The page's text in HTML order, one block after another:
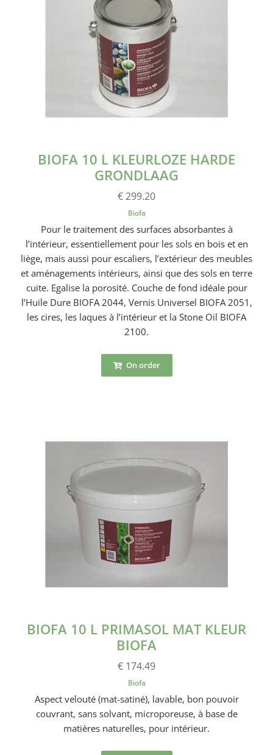
BIOFA 10 L KLEURLOZE HARDE
GRONDLAAG
€ 299.20
Biofa
Pour le traitement des surfaces absorbantes à
l’intérieur, essentiellement pour les sols en bois et en
liège, mais aussi pour escaliers, l’extérieur des meubles
et aménagements intérieurs, ainsi que des sols en terre
cuite. Egalise la porosité. Couche de fond idéale pour
l’Huile Dure BIOFA 2044, Vernis Universel BIOFA 2051,
les cires, les laques à l’intérieur et la Stone Oil BIOFA
2100.
On order
BIOFA 10 L PRIMASOL MAT KLEUR
BIOFA
€ 174.49
Biofa
Aspect velouté (mat-satiné), lavable, bon pouvoir
couvrant, sans solvant, microporeuse, à base de
matières naturelles, pour intérieur.